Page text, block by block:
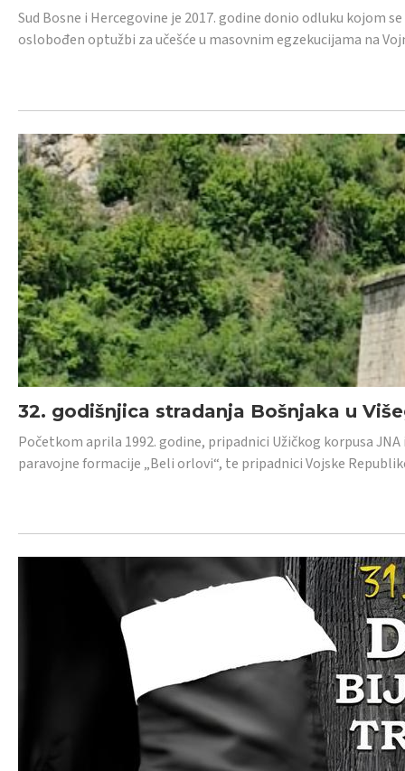
Sud Bosne i Hercegovine je 2017. godine donio odluku kojom
oslobođen optužbi za učešće u masovnim egzekucijama na
32. godišnjica stradanja Bošnjaka u
Početkom aprila 1992. godine, pripadnici Užičkog korpusa
paravojne formacije „Beli orlovi“, te pripadnici Vojske